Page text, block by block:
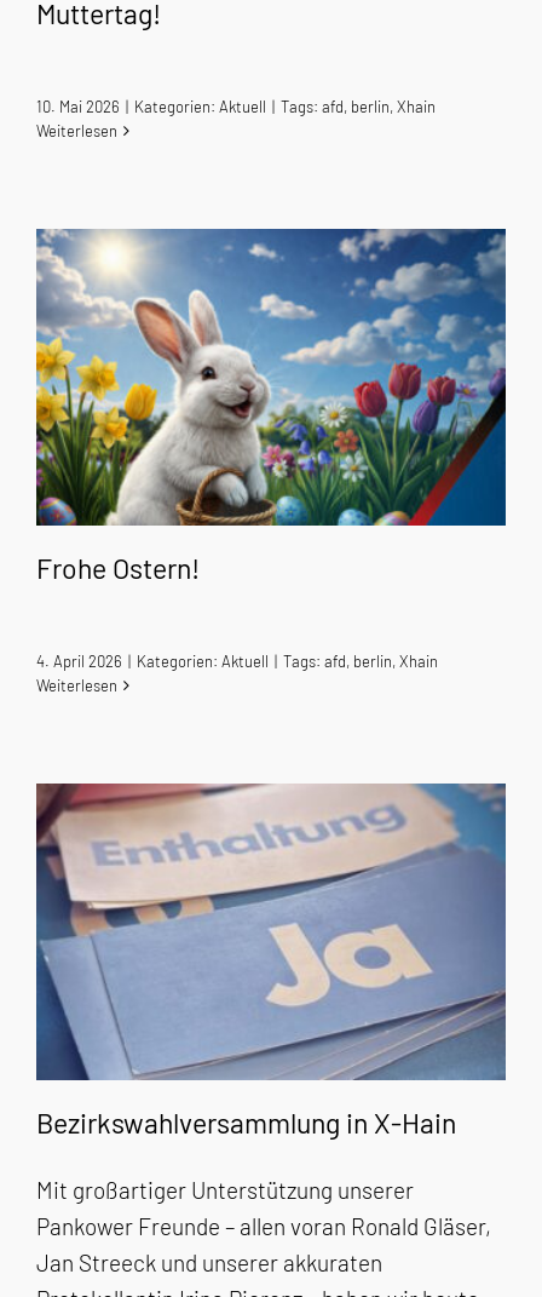
Muttertag!
10. Mai 2026 | Kategorien: Aktuell | Tags: afd, berlin,Xhain
Weiterlesen
Frohe Ostern!
4. April 2026 | Kategorien: Aktuell | Tags: afd, berlin,Xhain
Weiterlesen
Bezirkswahlversammlung in X-Hain
Mit großartiger Unterstützung unserer
Pankower Freunde – allen voran Ronald Gläser,
Jan Streeck und unserer akkuraten